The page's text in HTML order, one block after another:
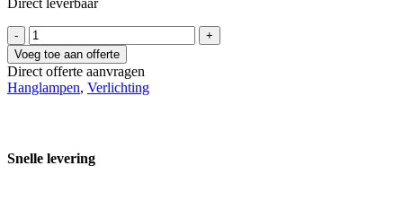
Direct leverbaar
-
16183
M
aantal
+
Voeg toe aan offerte
Direct offerte aanvragen
Hanglampen, Verlichting
Snelle levering